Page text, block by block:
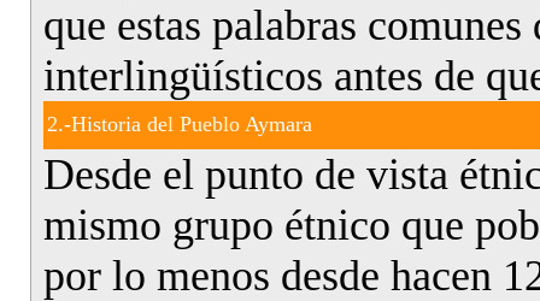
que estas palabras
interlingüísticos antes de
2.-Historia del Pueblo Aymara
Desde el punto de vista
mismo grupo étnico que
por lo menos desde hacen